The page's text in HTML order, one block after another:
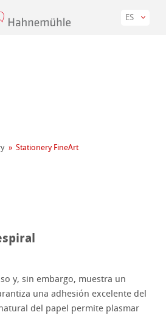
ES
Stationery FineArt
y, sin embargo, muestra un
una adhesión excelente del
del papel permite plasmar